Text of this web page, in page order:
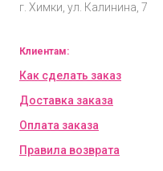
г. Химки, ул. Калинина, 7
Клиентам:
Как сделать заказ
Доставка заказа
Оплата заказа
Правила возврата